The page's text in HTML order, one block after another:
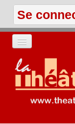
Se
ACCUEIL
LES TEXTES